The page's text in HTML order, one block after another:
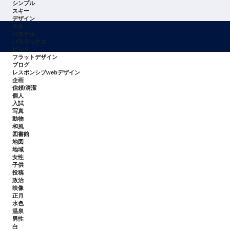
シンプル
スキー
デザイン
ネタ
パステル
パララックス
ピンク
フラットデザイン
ブログ
レスポンシブwebデザイン
企画
信頼/清潔
個人
入試
写真
動物
和風
図書館
地図
地域
女性
子供
投稿
政治
映像
正月
水色
温泉
男性
白